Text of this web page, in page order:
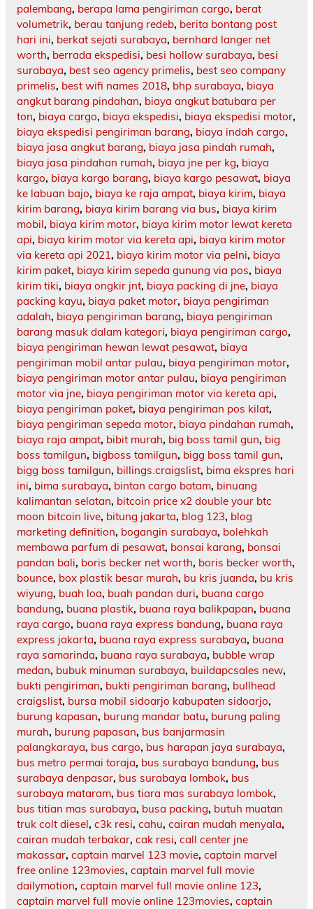
palembang, berapa lama pengiriman cargo, berat
volumetrik, berau tanjung redeb, berita bontang post
hari ini, berkat sejati surabaya, bernhard langer net
worth, berrada ekspedisi, besi hollow surabaya, besi
surabaya, best seo agency primelis, best seo company
primelis, best wifi names 2018, bhp surabaya, biaya
angkut barang pindahan, biaya angkut batubara per
ton, biaya cargo, biaya ekspedisi, biaya ekspedisi motor,
biaya ekspedisi pengiriman barang, biaya indah cargo,
biaya jasa angkut barang, biaya jasa pindah rumah,
biaya jasa pindahan rumah, biaya jne per kg, biaya
kargo, biaya kargo barang, biaya kargo pesawat, biaya
ke labuan bajo, biaya ke raja ampat, biaya kirim, biaya
kirim barang, biaya kirim barang via bus, biaya kirim
mobil, biaya kirim motor, biaya kirim motor lewat kereta
api, biaya kirim motor via kereta api, biaya kirim motor
via kereta api 2021, biaya kirim motor via pelni, biaya
kirim paket, biaya kirim sepeda gunung via pos, biaya
kirim tiki, biaya ongkir jnt, biaya packing di jne, biaya
packing kayu, biaya paket motor, biaya pengiriman
adalah, biaya pengiriman barang, biaya pengiriman
barang masuk dalam kategori, biaya pengiriman cargo,
biaya pengiriman hewan lewat pesawat, biaya
pengiriman mobil antar pulau, biaya pengiriman motor,
biaya pengiriman motor antar pulau, biaya pengiriman
motor via jne, biaya pengiriman motor via kereta api,
biaya pengiriman paket, biaya pengiriman pos kilat,
biaya pengiriman sepeda motor, biaya pindahan rumah,
biaya raja ampat, bibit murah, big boss tamil gun, big
boss tamilgun, bigboss tamilgun, bigg boss tamil gun,
bigg boss tamilgun, billings.craigslist, bima ekspres hari
ini, bima surabaya, bintan cargo batam, binuang
kalimantan selatan, bitcoin price x2 double your btc
moon bitcoin live, bitung jakarta, blog 123, blog
marketing definition, bogangin surabaya, bolehkah
membawa parfum di pesawat, bonsai karang, bonsai
pandan bali, boris becker net worth, boris becker worth,
bounce, box plastik besar murah, bu kris juanda, bu kris
wiyung, buah loa, buah pandan duri, buana cargo
bandung, buana plastik, buana raya balikpapan, buana
raya cargo, buana raya express bandung, buana raya
express jakarta, buana raya express surabaya, buana
raya samarinda, buana raya surabaya, bubble wrap
medan, bubuk minuman surabaya, buildapcsales new,
bukti pengiriman, bukti pengiriman barang, bullhead
craigslist, bursa mobil sidoarjo kabupaten sidoarjo,
burung kapasan, burung mandar batu, burung paling
murah, burung papasan, bus banjarmasin
palangkaraya, bus cargo, bus harapan jaya surabaya,
bus metro permai toraja, bus surabaya bandung, bus
surabaya denpasar, bus surabaya lombok, bus
surabaya mataram, bus tiara mas surabaya lombok,
bus titian mas surabaya, busa packing, butuh muatan
truk colt diesel, c3k resi, cahu, cairan mudah menyala,
cairan mudah terbakar, cak resi, call center jne
makassar, captain marvel 123 movie, captain marvel
free online 123movies, captain marvel full movie
dailymotion, captain marvel full movie online 123,
captain marvel full movie online 123movies, captain